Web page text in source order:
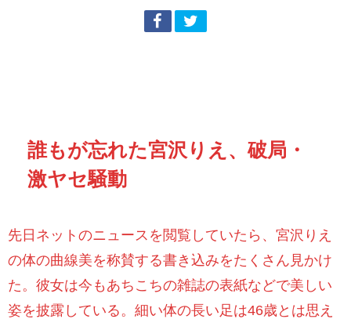
誰もが忘れた宮沢りえ、破局・
激ヤセ騒動
先日ネットのニュースを閲覧していたら、宮沢りえ
の体の曲線美を称賛する書き込みをたくさん見かけ
た。彼女は今もあちこちの雑誌の表紙などで美しい
姿を披露している。細い体の長い足は46歳とは思え